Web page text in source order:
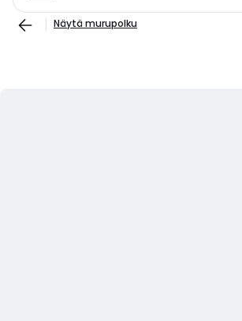
Näytä murupolku